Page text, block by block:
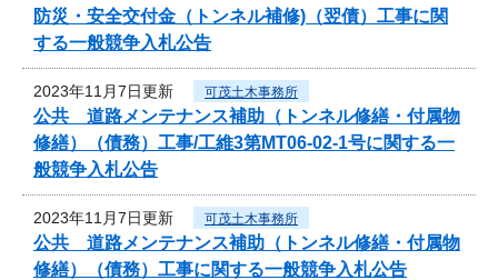
防災・安全交付金（トンネル補修)（翌債）工事に関
する一般競争入札公告
2023年11月7日更新 可茂土木事務所
公共 道路メンテナンス補助（トンネル修繕・付属物
修繕）（債務）工事/工維3第MT06-02-1号に関する一
般競争入札公告
2023年11月7日更新 可茂土木事務所
公共 道路メンテナンス補助（トンネル修繕・付属物
修繕）（債務）工事に関する一般競争入札公告